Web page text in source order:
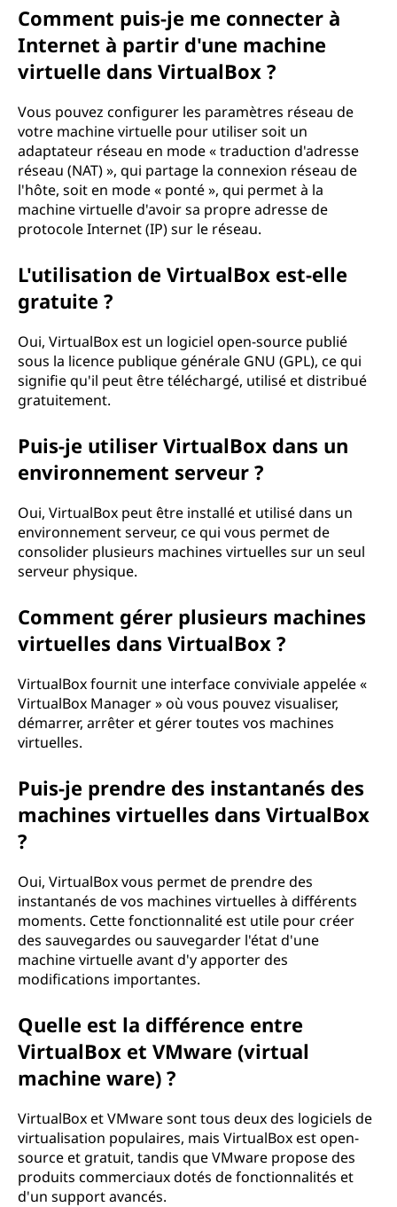
Comment puis-je me connecter à
Internet à partir d'une machine
virtuelle dans VirtualBox ?
Vous pouvez configurer les paramètres réseau de
votre machine virtuelle pour utiliser soit un
adaptateur réseau en mode « traduction d'adresse
réseau (NAT) », qui partage la connexion réseau de
l'hôte, soit en mode « ponté », qui permet à la
machine virtuelle d'avoir sa propre adresse de
protocole Internet (IP) sur le réseau.
L'utilisation de VirtualBox est-elle
gratuite ?
Oui, VirtualBox est un logiciel open-source publié
sous la licence publique générale GNU (GPL), ce qui
signifie qu'il peut être téléchargé, utilisé et distribué
gratuitement.
Puis-je utiliser VirtualBox dans un
environnement serveur ?
Oui, VirtualBox peut être installé et utilisé dans un
environnement serveur, ce qui vous permet de
consolider plusieurs machines virtuelles sur un seul
serveur physique.
Comment gérer plusieurs machines
virtuelles dans VirtualBox ?
VirtualBox fournit une interface conviviale appelée «
VirtualBox Manager » où vous pouvez visualiser,
démarrer, arrêter et gérer toutes vos machines
virtuelles.
Puis-je prendre des instantanés des
machines virtuelles dans VirtualBox
?
Oui, VirtualBox vous permet de prendre des
instantanés de vos machines virtuelles à différents
moments. Cette fonctionnalité est utile pour créer
des sauvegardes ou sauvegarder l'état d'une
machine virtuelle avant d'y apporter des
modifications importantes.
Quelle est la différence entre
VirtualBox et VMware (virtual
machine ware) ?
VirtualBox et VMware sont tous deux des logiciels de
virtualisation populaires, mais VirtualBox est open-
source et gratuit, tandis que VMware propose des
produits commerciaux dotés de fonctionnalités et
d'un support avancés.